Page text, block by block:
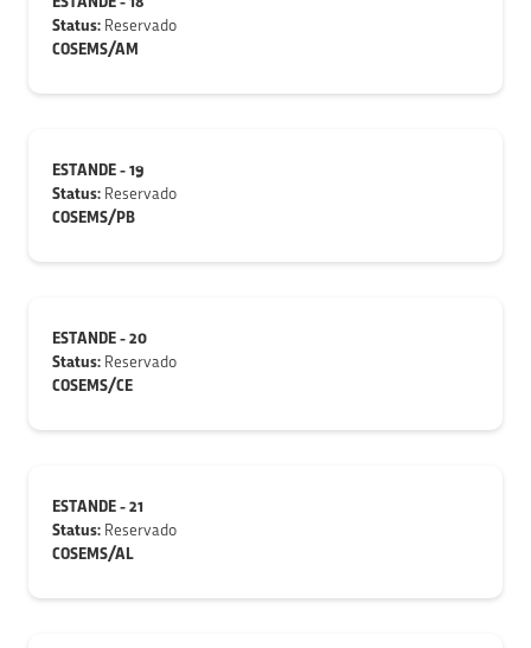
ESTANDE - 18
Status: Reservado
COSEMS/AM
ESTANDE - 19
Status: Reservado
COSEMS/PB
ESTANDE - 20
Status: Reservado
COSEMS/CE
ESTANDE - 21
Status: Reservado
COSEMS/AL